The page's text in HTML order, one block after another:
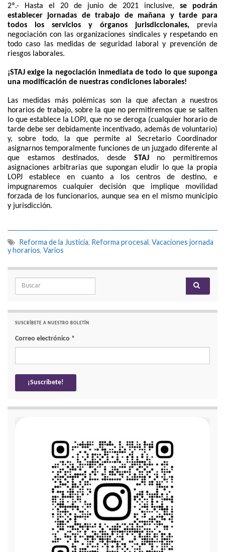
2º.- Hasta el 20 de junio de 2021 inclusive, se podrán
establecer jornadas de trabajo de mañana y tarde para
todos los servicios y órganos jurisdiccionales, previa
negociación con las organizaciones sindicales y respetando en
todo caso las medidas de seguridad laboral y prevención de
riesgos laborales.
¡STAJ exige la negociación inmediata de todo lo que suponga
una modificación de nuestras condiciones laborales!
Las medidas más polémicas son la que afectan a nuestros
horarios de trabajo, sobre la que no permitiremos que se salten
lo que establece la LOPJ, que no se deroga (cualquier horario de
tarde debe ser debidamente incentivado, además de voluntario)
y, sobre todo, la que permite al Secretario Coordinador
asignarnos temporalmente funciones de un juzgado diferente al
que estamos destinados, desde STAJno permitiremos
asignaciones arbitrarias que supongan eludir lo que la propia
LOPJ establece en cuanto a los centros de destino, e
impugnaremos cualquier decisión que implique movilidad
forzada de los funcionarios, aunque sea en el mismo municipio
y jurisdicción.
Reforma de la Justicia, Reforma procesal , Vacaciones jornada
y horarios, Varios
Search for:
SUSCRÍBETE A NUESTRO BOLETÍN
Correo electrónico *